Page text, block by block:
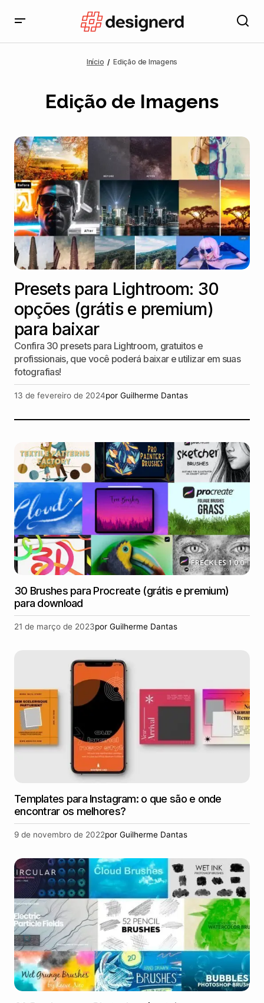
Início Edição de Imagens
Edição de Imagens
Presets para Lightroom: 30
opções (grátis e premium)
para baixar
Confira 30 presets para Lightroom, gratuitos e
profissionais, que você poderá baixar e utilizar em suas
fotografias!
13 de fevereiro de 2024por Guilherme Dantas
30 Brushes para Procreate (grátis e premium)
para download
21 de março de 2023por Guilherme Dantas
Templates para Instagram: o que são e onde
encontrar os melhores?
9 de novembro de 2022por Guilherme Dantas